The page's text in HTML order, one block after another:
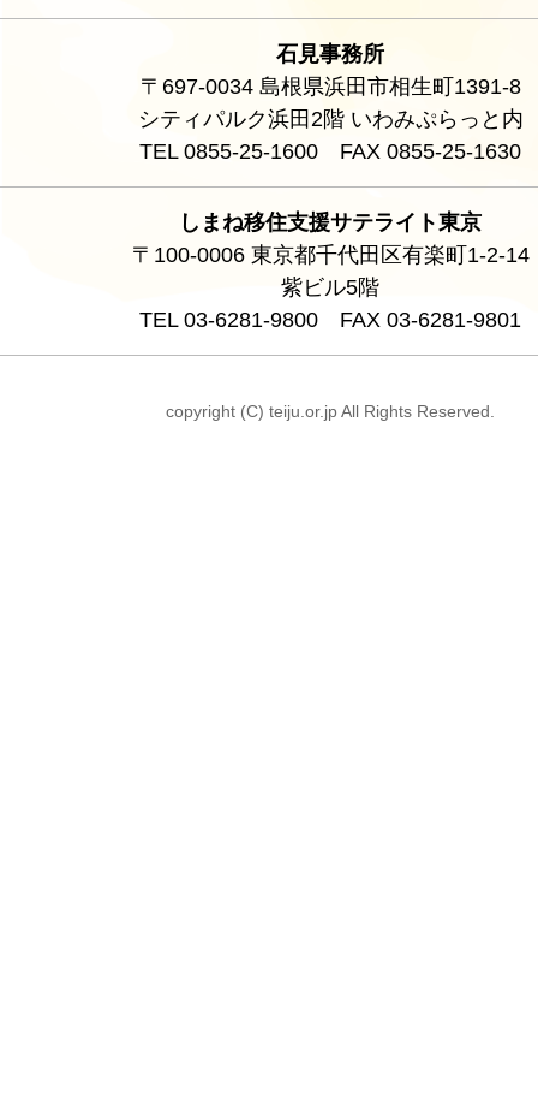
石見事務所
〒697-0034 島根県浜田市相生町1391-8
シティパルク浜田2階 いわみぷらっと内
TEL 0855-25-1600 FAX 0855-25-1630
しまね移住支援サテライト東京
〒100-0006 東京都千代田区有楽町1-2-14
紫ビル5階
TEL 03-6281-9800 FAX 03-6281-9801
copyright (C) teiju.or.jp All Rights Reserved.